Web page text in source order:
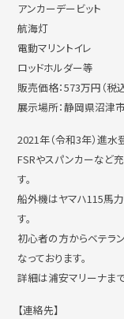
アンカーデービット
航海灯
電動マリントイレ
ロッドホルダー等
販売価格：573万円（税込
展示場所：静岡県沼津
2021年（令和3年）進水
FSRやスパンカーなど
す。
船外機はヤマハ115馬
す。
初心者の方からベテラ
なっております。
詳細は浦安マリーナま
【連絡先】